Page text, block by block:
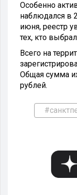
Особенно
наблюдался в
июня, реестр
тех, кто
Всего на
Общая сумма
рублей.